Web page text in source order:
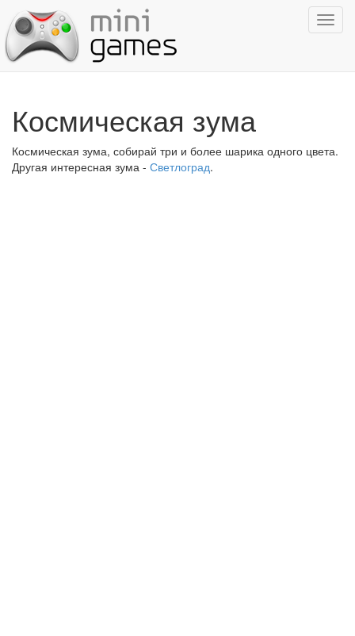
Космическая зума
Космическая зума, собирай три и более шарика одного цвета.
Другая интересная зума - Светлоград.